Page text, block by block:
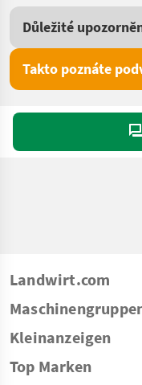
Důležité
Takto poznáte
Landwirt.com
Kleinanzeigen
Top Marken